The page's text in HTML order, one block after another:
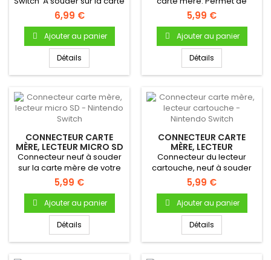
mère de votre console...
6,99 €
Ajouter au panier
Détails
connecter la batterie à la...
5,99 €
Ajouter au panier
Détails
CONNECTEUR CARTE
MÈRE, LECTEUR MICRO SD
- NINTENDO SWITCH
Connecteur neuf à souder
sur la carte mère de votre
Nintendo Switch
5,99 €
Ajouter au panier
Détails
CONNECTEUR CARTE
MÈRE, LECTEUR
CARTOUCHE - NINTENDO
SWITCH
Connecteur du lecteur
cartouche, neuf à souder
sur la carte mère de votre...
5,99 €
Ajouter au panier
Détails